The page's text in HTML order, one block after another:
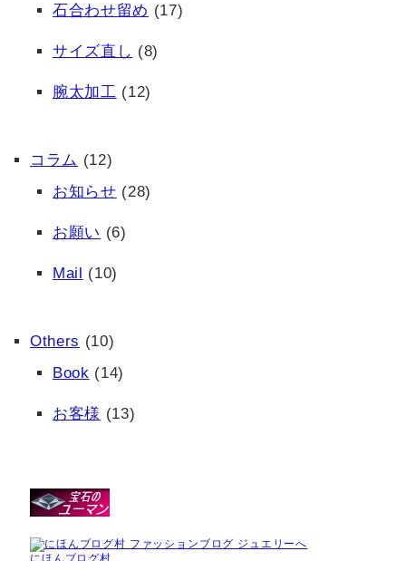
石合わせ留め (17)
サイズ直し (8)
腕太加工 (12)
コラム (12)
お知らせ (28)
お願い (6)
Mail (10)
Others (10)
Book (14)
お客様 (13)
にほんブログ村